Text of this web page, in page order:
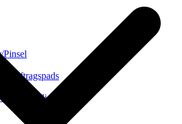
Pinsel
Auftragspads
Abdeckvlies